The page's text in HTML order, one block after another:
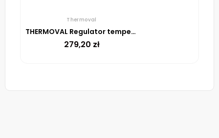
Thermoval
THERMOVAL Regulator temperatury TVT 04 ED Biały
279,20 zł